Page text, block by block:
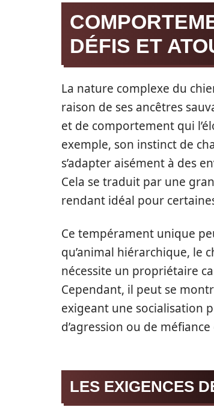
DÉFIS ET
La nature complexe du
raison de ses ancêtres
et de comportement qui
exemple, son instinct de
s’adapter aisément à des
Cela se traduit par une
rendant idéal pour
Ce tempérament unique
qu’animal hiérarchique, le
nécessite un propriétaire
Cependant, il peut se
exigeant une socialisation
d’agression ou de
LES EXIGENCES